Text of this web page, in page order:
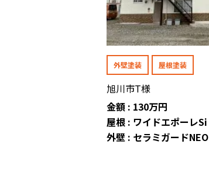
外壁塗装 屋根塗装
旭川市T様
金額 : 130万円
屋根 : ワイドエポーレSi
外壁 : セラミガードNEO